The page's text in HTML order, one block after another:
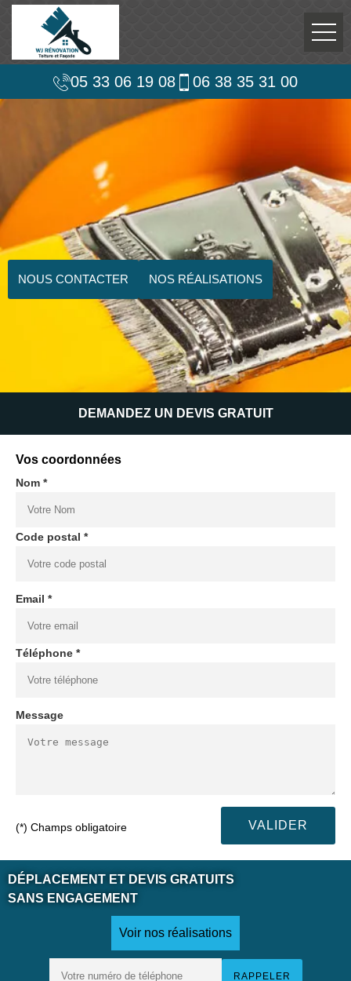
05 33 06 19 08 06 38 35 31 00
NOUS CONTACTER NOS RÉALISATIONS
DEMANDEZ UN DEVIS GRATUIT
Vos coordonnées
Nom *
Code postal *
Email *
Téléphone *
Message
(*) Champs obligatoire
DÉPLACEMENT ET DEVIS GRATUITS
SANS ENGAGEMENT
Voir nos réalisations